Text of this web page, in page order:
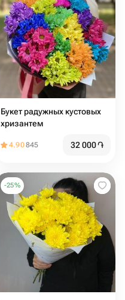
Букет радужных кустовых
хризантем
4.90845 32 000֏
-25%